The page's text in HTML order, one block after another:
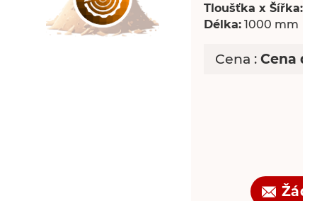
Tloušťka x Šířka:
Délka: 1000 mm
Cena : Cena